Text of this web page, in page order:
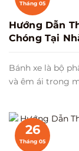
Tháng 05
Hướng Dẫn
Chóng Tại
Bánh xe là bộ
và êm ái trong
26
Tháng 05